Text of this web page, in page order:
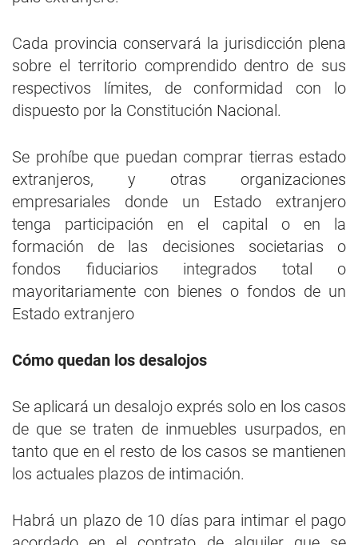
Cada provincia conservará la jurisdicción plena
sobre el territorio comprendido dentro de sus
respectivos límites, de conformidad con lo
dispuesto por la Constitución Nacional.
Se prohíbe que puedan comprar tierras estado
extranjeros, y otras organizaciones
empresariales donde un Estado extranjero
tenga participación en el capital o en la
formación de las decisiones societarias o
fondos fiduciarios integrados total o
mayoritariamente con bienes o fondos de un
Estado extranjero
Cómo quedan los desalojos
Se aplicará un desalojo exprés solo en los casos
de que se traten de inmuebles usurpados, en
tanto que en el resto de los casos se mantienen
los actuales plazos de intimación.
Habrá un plazo de 10 días para intimar el pago